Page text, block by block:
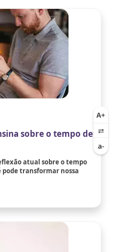
sobre o tempo de
atual sobre o tempo
transformar nossa